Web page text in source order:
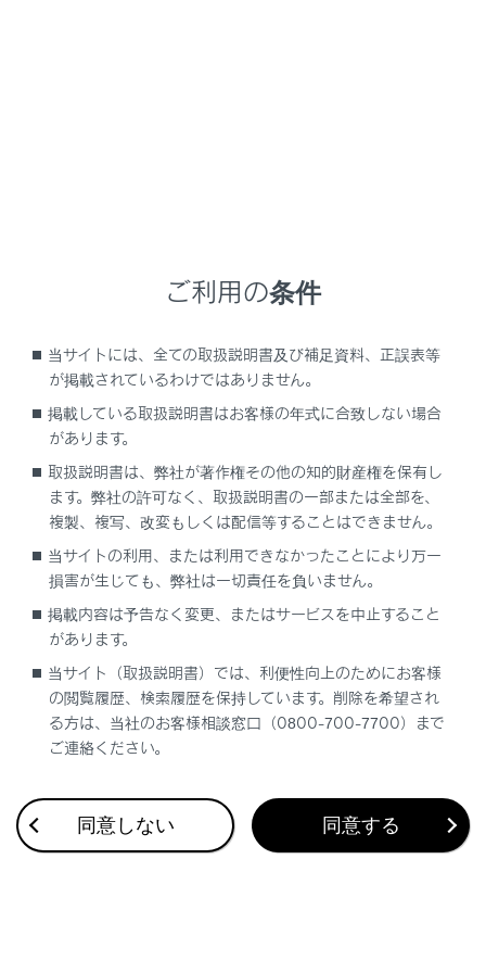
行ったあとなどに、システムを正しく作動させるために
設定が必要な項目
合わせて見られているページ
ユーザーカスタマイズ機能
メンテナンスデータ（指定燃料・オイル量など）
フリー／オープンソースソフトウェア情報
このページは役に立ちましたか？
ご利用の条件
当サイトには、全ての取扱説明書及び補足資料、正誤表等
が掲載されているわけではありません。
掲載している取扱説明書はお客様の年式に合致しない場合
があります。
取扱説明書は、弊社が著作権その他の知的財産権を保有し
ます。弊社の許可なく、取扱説明書の一部または全部を、
複製、複写、改変もしくは配信等することはできません。
当サイトの利用、または利用できなかったことにより万一
損害が生じても、弊社は一切責任を負いません。
掲載内容は予告なく変更、またはサービスを中止すること
があります。
当サイト（取扱説明書）では、利便性向上のためにお客様
の閲覧履歴、検索履歴を保持しています。削除を希望され
る方は、当社のお客様相談窓口（0800-700-7700）まで
ご連絡ください。
同意しない 同意する